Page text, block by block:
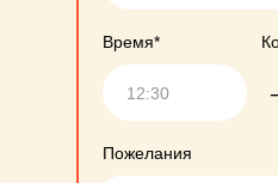
Время*
Пожелания